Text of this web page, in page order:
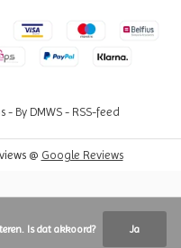
- By DMWS - RSS-feed
@ Google Reviews
Is dat akkoord? Ja